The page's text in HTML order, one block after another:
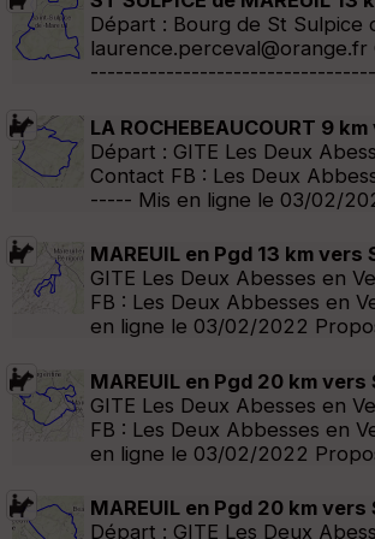
Départ : Bourg de St Sulpice
LA ROCHEBEAUCOURT 9
Départ : GITE Les Deux
Contact FB : Les Deux
----- Mis en ligne le 03/02/
MAREUIL en Pgd 13 km
GITE Les Deux Abesses en
FB : Les Deux Abbesses
en ligne le 03/02/2022
MAREUIL en Pgd 20 km
GITE Les Deux Abesses en
FB : Les Deux Abbesses
en ligne le 03/02/2022
MAREUIL en Pgd 20 km
Départ : GITE Les Deux